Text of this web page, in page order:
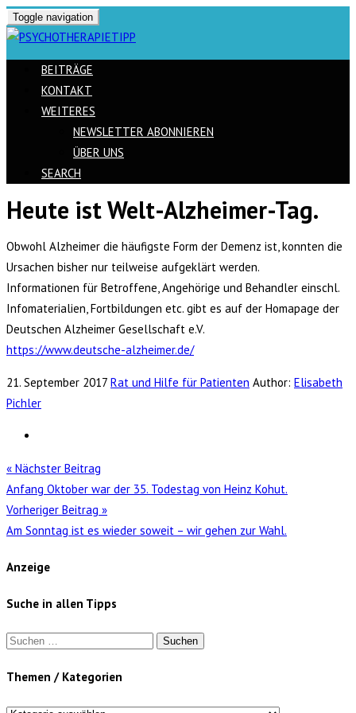
Toggle navigation
BEITRÄGE
KONTAKT
WEITERES
NEWSLETTER ABONNIEREN
ÜBER UNS
SEARCH
Skip
content
Heute ist Welt-Alzheimer-Tag.
Obwohl Alzheimer die häufigste Form der Demenz ist, konnten die
Ursachen bisher nur teilweise aufgeklärt werden.
Informationen für Betroffene, Angehörige und Behandler einschl.
Infomaterialien, Fortbildungen etc. gibt es auf der Homapage der
Deutschen Alzheimer Gesellschaft e.V.
https://www.deutsche-alzheimer.de/
21. September 2017 Rat und Hilfe für Patienten Author: Elisabeth
Pichler
« Nächster Beitrag
Anfang Oktober war der 35. Todestag von Heinz Kohut.
Vorheriger Beitrag »
Am Sonntag ist es wieder soweit – wir gehen zur Wahl.
Anzeige
Suche in allen Tipps
Suchen
Themen / Kategorien